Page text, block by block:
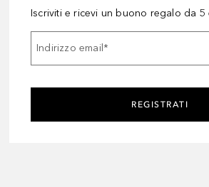
Iscriviti e ricevi un buono regalo da 5
Indirizzo email*
REGISTRATI